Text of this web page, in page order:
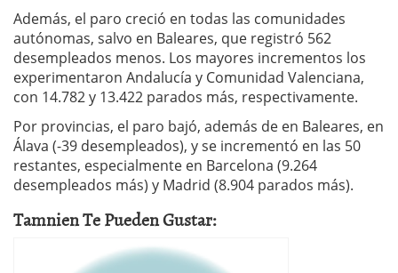
Además, el paro creció en todas las comunidades
autónomas, salvo en Baleares, que registró 562
desempleados menos. Los mayores incrementos los
experimentaron Andalucía y Comunidad Valenciana,
con 14.782 y 13.422 parados más, respectivamente.
Por provincias, el paro bajó, además de en Baleares, en
Álava (-39 desempleados), y se incrementó en las 50
restantes, especialmente en Barcelona (9.264
desempleados más) y Madrid (8.904 parados más).
Tamnien Te Pueden Gustar: